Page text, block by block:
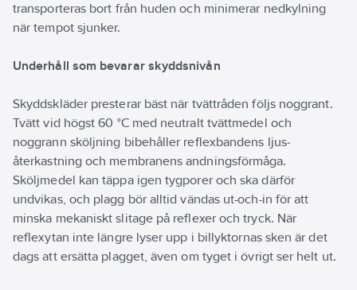
transporteras bort från huden och minimerar nedkylning
när tempot sjunker.
Underhåll som bevarar skyddsnivån
Skyddskläder presterar bäst när tvättråden följs noggrant.
Tvätt vid högst 60 °C med neutralt tvättmedel och
noggrann sköljning bibehåller reflexbandens ljus­
återkastning och membranens andningsförmåga.
Sköljmedel kan täppa igen tygporer och ska därför
undvikas, och plagg bör alltid vändas ut-och-in för att
minska mekaniskt slitage på reflexer och tryck. När
reflexytan inte längre lyser upp i billyktornas sken är det
dags att ersätta plagget, även om tyget i övrigt ser helt ut.